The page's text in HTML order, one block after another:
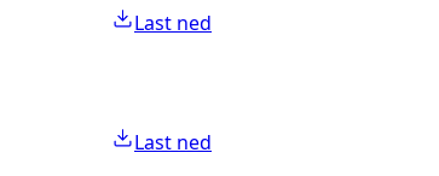
Last ned
Last ned